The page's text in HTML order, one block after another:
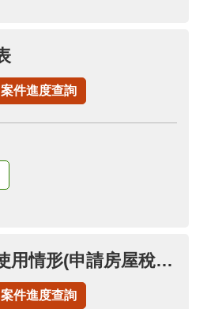
案件進度查詢
申請變更房屋使用情形(申請房屋稅自住房屋)(已按自住用稅率者，免再申請)
案件進度查詢